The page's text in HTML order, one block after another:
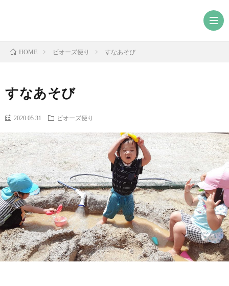
HOME ビオーズ便り すなあそび
すなあそび
2020.05.31 ビオーズ便り